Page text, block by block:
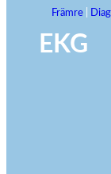
Främre
EKG